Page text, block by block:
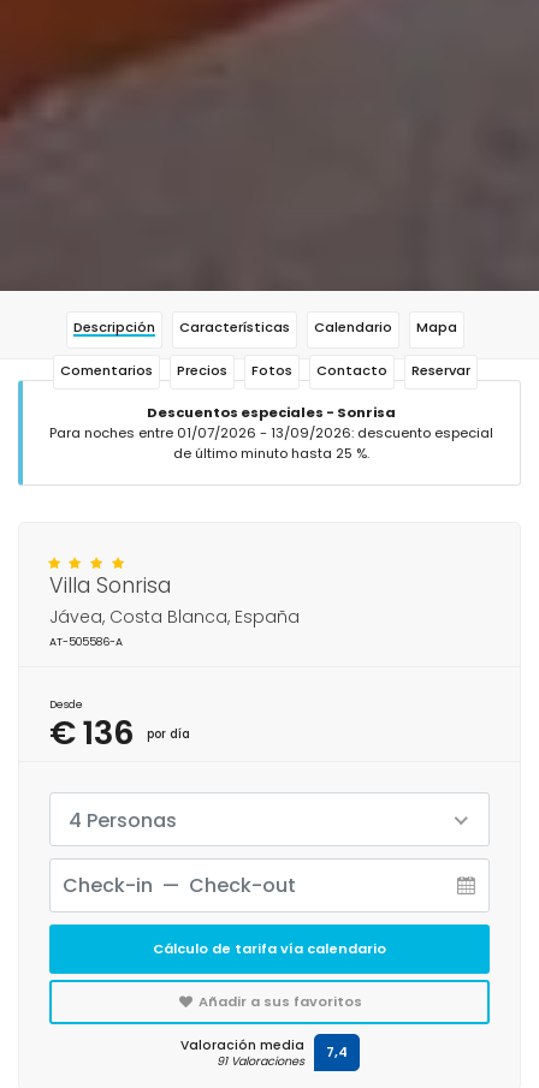
Descripción Características Calendario Mapa
Comentarios Precios Fotos Contacto Reservar
Descuentos especiales - Sonrisa
Para noches entre 01/07/2026 - 13/09/2026: descuento especial
de último minuto hasta 25 %.
Villa Sonrisa
Jávea, Costa Blanca, España
AT-505586-A
Desde
€ 136 por día
4 Personas
Cálculo de tarifa vía calendario
Añadir a sus favoritos
Valoración media
91 Valoraciones 7,4